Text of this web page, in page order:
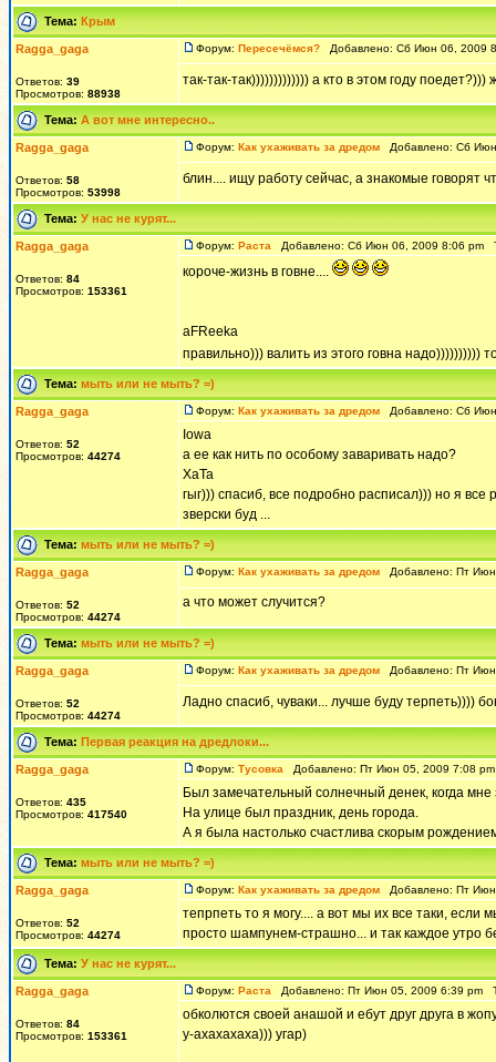
Тема: Крым
Ragga_gaga
Ответов: 39
Просмотров: 88938
Форум: Пересечёмся? Добавлено: Сб Июн 06, 2009
так-так-так))))))))))))) а кто в этом году
Тема: А вот мне интересно..
Ragga_gaga
Ответов: 58
Просмотров: 53998
Форум: Как ухаживать за дредом Добавлено: Сб
блин.... ищу работу сейчас, а знакомые говорят
Тема: У нас не курят...
Ragga_gaga
Ответов: 84
Просмотров: 153361
Форум: Раста Добавлено: Сб Июн 06, 2009 8:06 pm
короче-жизнь в говне....
aFReeka
правильно))) валить из этого говна надо))))))))))
Тема: мыть или не мыть? =)
Ragga_gaga
Ответов: 52
Просмотров: 44274
Форум: Как ухаживать за дредом Добавлено: Сб
Iowa
а ее как нить по особому заваривать надо?
XaTa
гыг))) спасиб, все подробно расписал))) но я
зверски буд ...
Тема: мыть или не мыть? =)
Ragga_gaga
Ответов: 52
Просмотров: 44274
Форум: Как ухаживать за дредом Добавлено: Пт
а что может случится?
Тема: мыть или не мыть? =)
Ragga_gaga
Ответов: 52
Просмотров: 44274
Форум: Как ухаживать за дредом Добавлено: Пт
Ладно спасиб, чуваки... лучше буду терпеть))))
Тема: Первая реакция на дредлоки...
Ragga_gaga
Ответов: 435
Просмотров: 417540
Форум: Тусовка Добавлено: Пт Июн 05, 2009 7:08
Был замечательный солнечный денек, когда
На улице был праздник, день города.
А я была настолько счастлива скорым
Тема: мыть или не мыть? =)
Ragga_gaga
Ответов: 52
Просмотров: 44274
Форум: Как ухаживать за дредом Добавлено: Пт
тепрпеть то я могу.... а вот мы их все таки, если
просто шампунем-страшно... и так каждое утро
Тема: У нас не курят...
Ragga_gaga
Ответов: 84
Просмотров: 153361
Форум: Раста Добавлено: Пт Июн 05, 2009 6:39 pm
обколются своей анашой и ебут друг друга в
у-ахахахаха))) угар)